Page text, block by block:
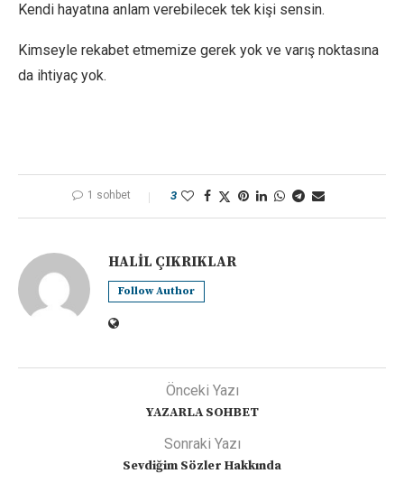
Kendi hayatına anlam verebilecek tek kişi sensin.
Kimseyle rekabet etmemize gerek yok ve varış noktasına
da ihtiyaç yok.
1 sohbet 3
HALIL ÇIKRIKLAR
Follow Author
Önceki Yazı
YAZARLA SOHBET
Sonraki Yazı
Sevdiğim Sözler Hakkında